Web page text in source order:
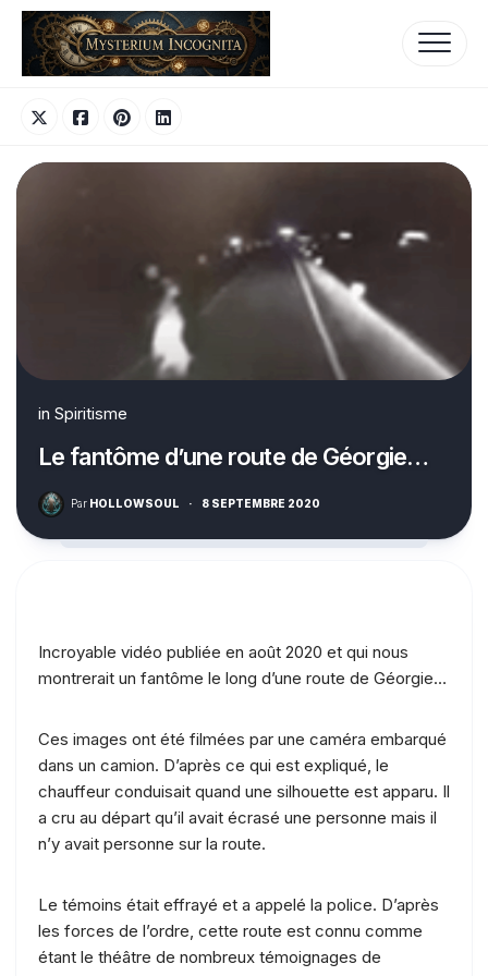
Skip
content
in Spiritisme
Le fantôme d’une route de Géorgie…
Par HOLLOWSOUL · 8 SEPTEMBRE 2020
Incroyable vidéo publiée en août 2020 et qui nous
montrerait un fantôme le long d’une route de Géorgie…
Ces images ont été filmées par une caméra embarqué
dans un camion. D’après ce qui est expliqué, le
chauffeur conduisait quand une silhouette est apparu. Il
a cru au départ qu’il avait écrasé une personne mais il
n’y avait personne sur la route.
Le témoins était effrayé et a appelé la police. D’après
les forces de l’ordre, cette route est connu comme
étant le théâtre de nombreux témoignages de